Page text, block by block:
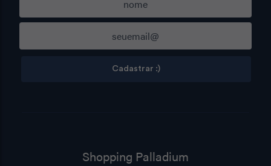
Cadastrar :)
Shopping Palladium